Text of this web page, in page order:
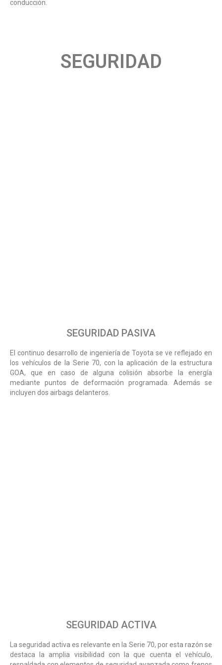
conducción.
SEGURIDAD
SEGURIDAD PASIVA
El continuo desarrollo de ingeniería de Toyota se ve reflejado en
los vehículos de la Serie 70, con la aplicación de la estructura
GOA, que en caso de alguna colisión absorbe la energía
mediante puntos de deformación programada. Además se
incluyen dos airbags delanteros.
SEGURIDAD ACTIVA
La seguridad activa es relevante en la Serie 70, por esta razón se
destaca la amplia visibilidad con la que cuenta el vehículo,